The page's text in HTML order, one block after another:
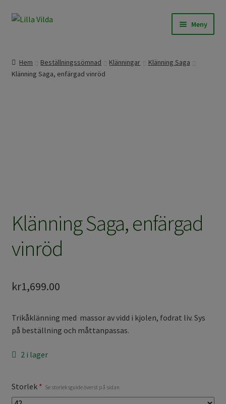
Hoppa
Hoppa
Meny
Beställningssömnad
Hem Beställningssömnad Klänningar
Klänning Saga
Klänning Saga, enfärgad vinröd
Klänning Saga, enfärgad
vinröd
kr1,699.00
Trikåklänning med massor av vidd i kjolen, fodrat liv. Sys
på beställning och måttanpassas.
2 i lager
Storlek* Se storleksguide överst på sidan